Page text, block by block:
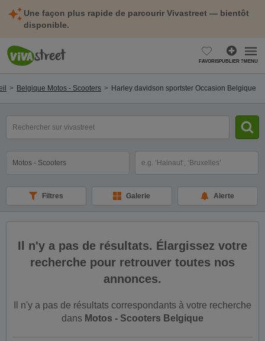
Une façon plus rapide de parcourir Vivastreet — bientôt
disponible.
FAVORISPUBLIER ?MENU
Belgique Motos - Scooters Harley davidson sportster Occasion Belgique
un
modèle,
marque,
Filtres Galerie Alerte
Il n'y a pas de résultats. Élargissez votre
recherche pour retrouver toutes nos
annonces.
Il n'y a pas de résultats correspondants à votre recherche
dans Motos - Scooters Belgique